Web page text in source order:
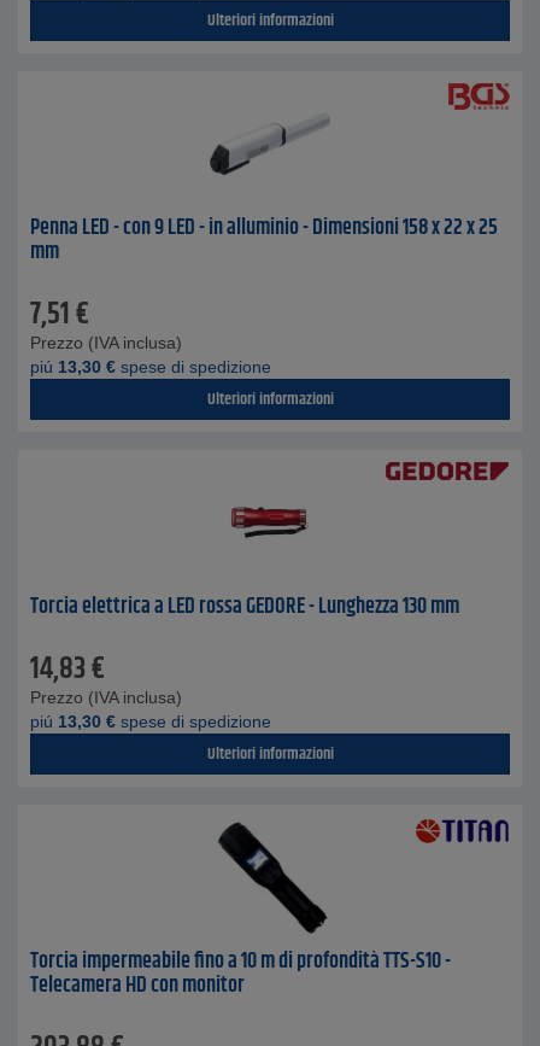
Ulteriori informazioni
Penna LED - con 9 LED - in alluminio - Dimensioni 158 x 22 x 25
mm
7,51€
Prezzo (IVA inclusa)
piú 13,30 € spese di spedizione
Ulteriori informazioni
Torcia elettrica a LED rossa GEDORE - Lunghezza 130 mm
14,83€
Prezzo (IVA inclusa)
piú 13,30 € spese di spedizione
Ulteriori informazioni
Torcia impermeabile fino a 10 m di profondità TTS-S10 -
Telecamera HD con monitor